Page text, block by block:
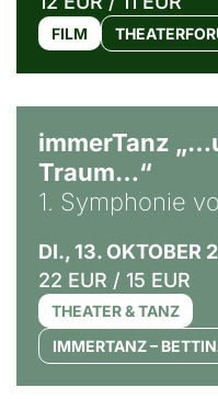
FILM
immerTanz
Traum…“
1. Symphonie
DI., 13. OKTOBER
22 EUR / 15 EUR
THEATER & TANZ
IMMERTANZ –